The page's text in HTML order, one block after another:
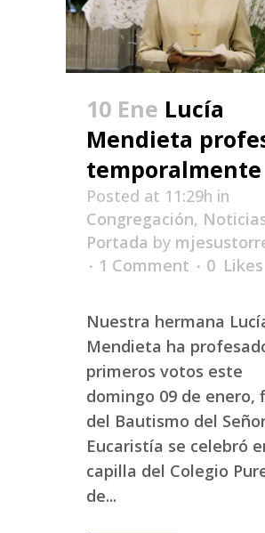
10 Ene Lucía
Mendieta
temporalmente
Posted at 11:29h in
Congregación,
Portada by
1 Comment
0 Likes
Nuestra hermana
Mendieta ha
primeros votos este
domingo 09 de enero,
del Bautismo del
Eucaristía se celebró
capilla del Colegio
de...